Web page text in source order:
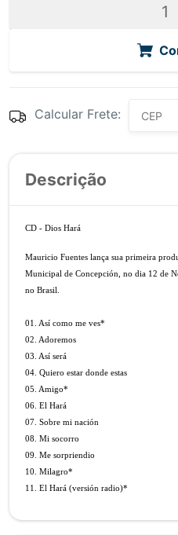
Calcular Frete:
Descrição
CD - Dios Hará
Mauricio Fuentes lança sua primeira
Municipal de Concepción, no dia 12 de
no Brasil.
01. Así como me ves*
02. Adoremos
03. Así será
04. Quiero estar donde estas
05. Amigo*
06. El Hará
07. Sobre mi nación
08. Mi socorro
09. Me sorpriendio
10. Milagro*
11. El Hará (versión radio)*